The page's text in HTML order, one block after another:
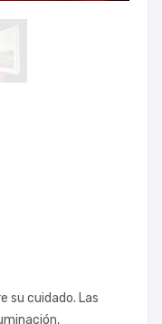
su cuidado. Las